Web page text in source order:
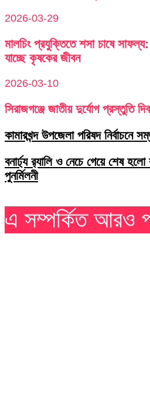
2026-03-29
মালচিং প্রযুক্তিতে শসা চাষে
যাচ্ছে কৃষকের জীবন
2026-03-10
সিরাজগঞ্জে জাতীয় দুর্যোগ প্রস্তুতি
কামারখন্দ উপজেলা পরিষদ নির্বাচনে
বনার্ঢ্য র‌্যালি ও নেচে গেয়ে শেষ হলো
পুনর্মিলনী
এ সম্পর্কিত আরও